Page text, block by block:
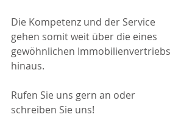
Die Kompetenz und der Service
gehen somit weit über die eines
gewöhnlichen Immobilienvertriebs
hinaus.
Rufen Sie uns gern an oder
schreiben Sie uns!